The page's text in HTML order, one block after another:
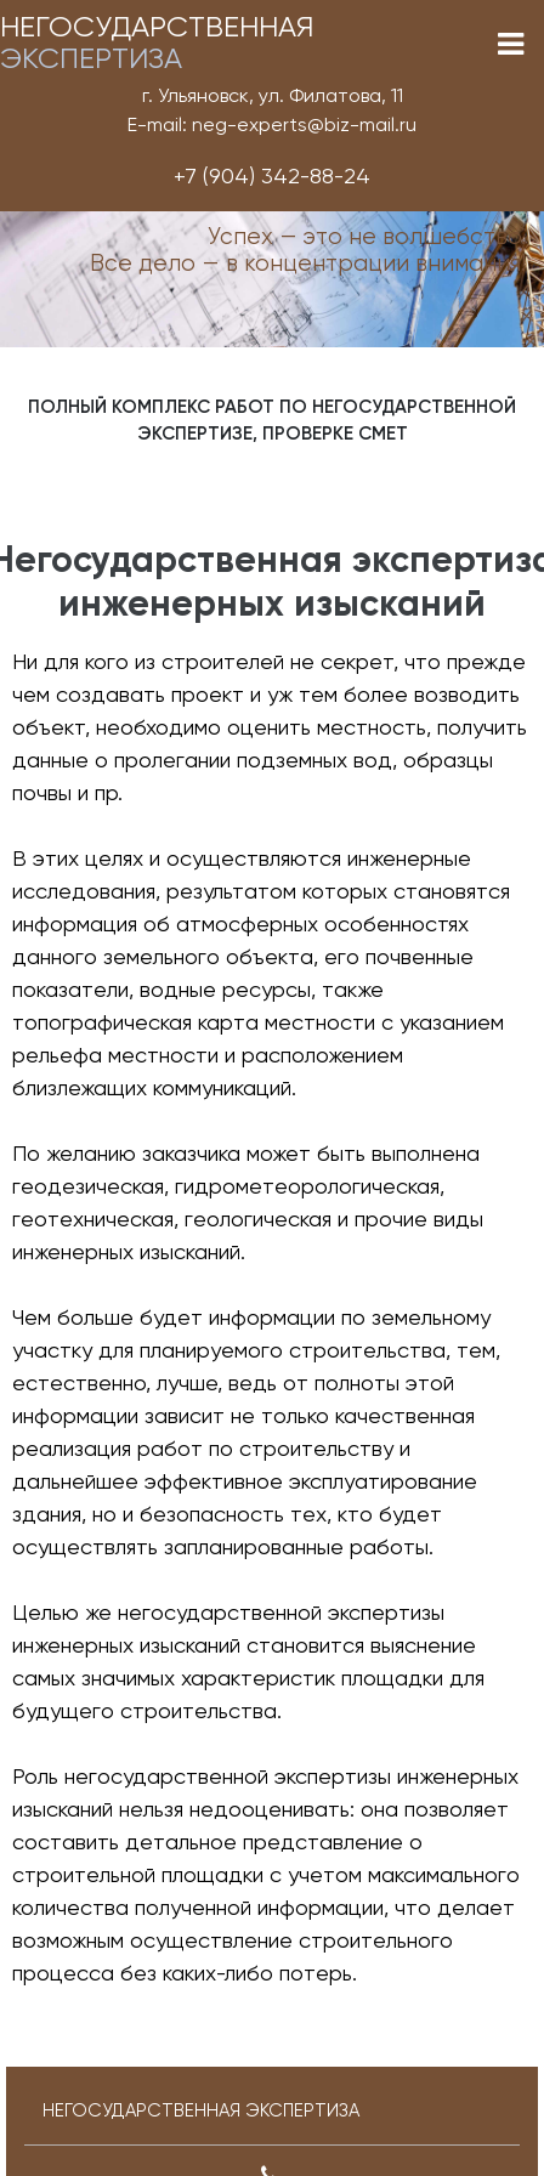
НЕГОСУДАРСТВЕННАЯ
ЭКСПЕРТИЗА
г. Ульяновск, ул. Филатова, 11
E-mail: neg-experts@biz-mail.ru
+7 (904) 342-88-24
Успех — это не волшебство.
Все дело — в концентрации внимания!
ПОЛНЫЙ КОМПЛЕКС РАБОТ ПО НЕГОСУДАРСТВЕННОЙ
ЭКСПЕРТИЗЕ, ПРОВЕРКЕ СМЕТ
инженерных изысканий
Ни для кого из строителей не секрет, что прежде
чем создавать проект и уж тем более возводить
объект, необходимо оценить местность, получить
данные о пролегании подземных вод, образцы
почвы и пр.
В этих целях и осуществляются инженерные
исследования, результатом которых становятся
информация об атмосферных особенностях
данного земельного объекта, его почвенные
показатели, водные ресурсы, также
топографическая карта местности с указанием
рельефа местности и расположением
близлежащих коммуникаций.
По желанию заказчика может быть выполнена
геодезическая, гидрометеорологическая,
геотехническая, геологическая и прочие виды
инженерных изысканий.
Чем больше будет информации по земельному
участку для планируемого строительства, тем,
естественно, лучше, ведь от полноты этой
информации зависит не только качественная
реализация работ по строительству и
дальнейшее эффективное эксплуатирование
здания, но и безопасность тех, кто будет
осуществлять запланированные работы.
Целью же негосударственной экспертизы
инженерных изысканий становится выяснение
самых значимых характеристик площадки для
будущего строительства.
Роль негосударственной экспертизы инженерных
изысканий нельзя недооценивать: она позволяет
составить детальное представление о
строительной площадки с учетом максимального
количества полученной информации, что делает
возможным осуществление строительного
процесса без каких-либо потерь.
НЕГОСУДАРСТВЕННАЯ ЭКСПЕРТИЗА